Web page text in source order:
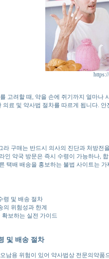
고려할 때, 약을 손에 쥐기까지 얼마
료 및 약사법 절차를 따르게 됩니다.
라 구매는 반드시 의사의 진단과 처방전
인 약국 방문은 즉시 수령이 가능하나,
택배 배송을 홍보하는 불법 사이트는
령 및 배송 절차
의 위험성과 한계
보하는 실전 가이드
및 배송 절차
남용 위험이 있어 약사법상 전문의약